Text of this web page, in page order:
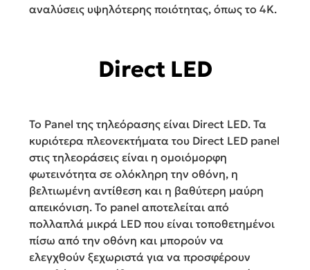
αναλύσεις υψηλότερης ποιότητας, όπως το 4K.
Direct LED
To Panel της τηλεόρασης είναι Direct LED. Τα
κυριότερα πλεονεκτήματα του Direct LED panel
στις τηλεοράσεις είναι η ομοιόμορφη
φωτεινότητα σε ολόκληρη την οθόνη, η
βελτιωμένη αντίθεση και η βαθύτερη μαύρη
απεικόνιση. Το panel αποτελείται από
πολλαπλά μικρά LED που είναι τοποθετημένοι
πίσω από την οθόνη και μπορούν να
ελεγχθούν ξεχωριστά για να προσφέρουν